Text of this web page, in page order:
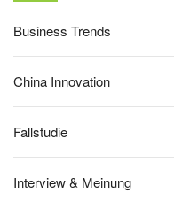
Business Trends
China Innovation
Fallstudie
Interview & Meinung